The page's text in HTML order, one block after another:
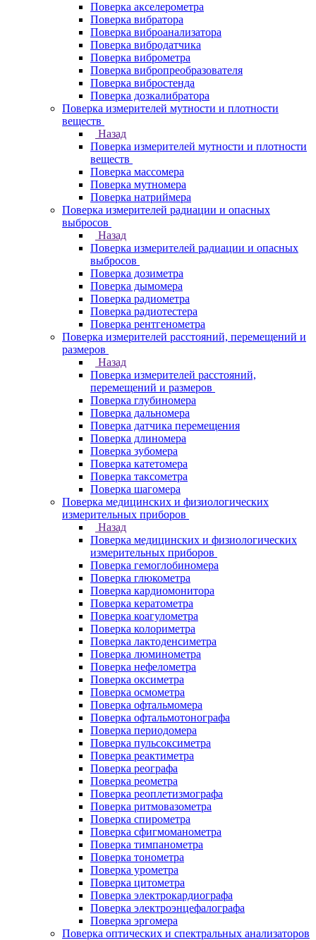
Поверка акселерометра
Поверка вибратора
Поверка виброанализатора
Поверка вибродатчика
Поверка виброметра
Поверка вибропреобразователя
Поверка вибростенда
Поверка дозкалибратора
Поверка измерителей мутности и плотности
веществ
Назад
Поверка измерителей мутности и плотности
веществ
Поверка массомера
Поверка мутномера
Поверка натриймера
Поверка измерителей радиации и опасных
выбросов
Назад
Поверка измерителей радиации и опасных
выбросов
Поверка дозиметра
Поверка дымомера
Поверка радиометра
Поверка радиотестера
Поверка рентгенометра
Поверка измерителей расстояний, перемещений и
размеров
Назад
Поверка измерителей расстояний,
перемещений и размеров
Поверка глубиномера
Поверка дальномера
Поверка датчика перемещения
Поверка длиномера
Поверка зубомера
Поверка катетомера
Поверка таксометра
Поверка шагомера
Поверка медицинских и физиологических
измерительных приборов
Назад
Поверка медицинских и физиологических
измерительных приборов
Поверка гемоглобиномера
Поверка глюкометра
Поверка кардиомонитора
Поверка кератометра
Поверка коагулометра
Поверка колориметра
Поверка лактоденсиметра
Поверка люминометра
Поверка нефелометра
Поверка оксиметра
Поверка осмометра
Поверка офтальмомера
Поверка офтальмотонографа
Поверка периодомера
Поверка пульсоксиметра
Поверка реактиметра
Поверка реографа
Поверка реометра
Поверка реоплетизмографа
Поверка ритмовазометра
Поверка спирометра
Поверка сфигмоманометра
Поверка тимпанометра
Поверка тонометра
Поверка урометра
Поверка цитометра
Поверка электрокардиографа
Поверка электроэнцефалографа
Поверка эргомера
Поверка оптических и спектральных анализаторов